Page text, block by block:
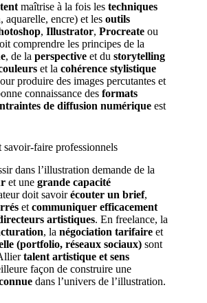
maîtrise à la fois les techniques
aquarelle, encre) et les outils
, Illustrator, Procreate ou
comprendre les principes de la
, de la perspective et du storytelling
et la cohérence stylistique
produire des images percutantes et
connaissance des formats
de diffusion numérique est
savoir-faire professionnels
dans l’illustration demande de la
et une grande capacité
doit savoirécouter un brief,
et communiquer efficacement
artistiques. En freelance, la
, la négociation tarifaire et
(portfolio, réseaux sociaux) sont
talent artistique et sens
façon de construire une
dans l’univers de l’illustration.